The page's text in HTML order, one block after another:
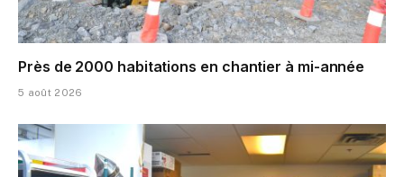
Près de 2000 habitations en chantier à mi-année
5 août 2026